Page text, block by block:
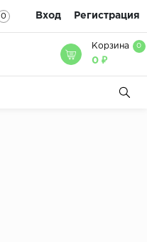
0 Вход Регистрация
Корзина 0
0 ₽